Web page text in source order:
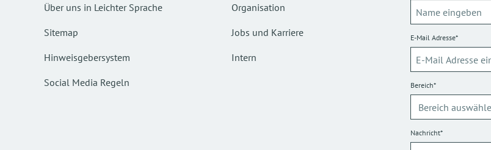
Über uns in Leichter Sprache
Sitemap
Hinweisgebersystem
Social Media Regeln
Organisation
Jobs und Karriere
Intern
E-Mail Adresse*
Bereich*
Nachricht*